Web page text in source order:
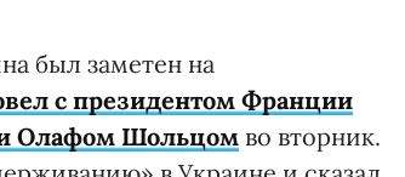
был заметен на
с президентом Франции
Олафом Шольцом во вторник.